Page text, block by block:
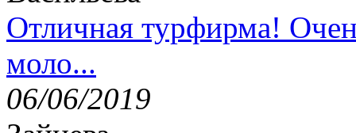
Отличная турфирма!
моло...
06/06/2019